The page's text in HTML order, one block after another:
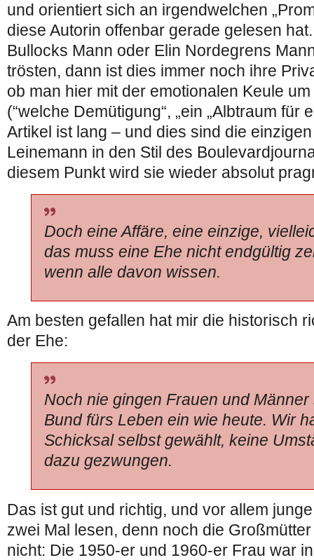
und orientiert sich an irgendwelchen
diese Autorin offenbar gerade gelesen
Bullocks Mann oder Elin Nordegrens
trösten, dann ist dies immer noch ihre
ob man hier mit der emotionalen Keule
(“welche Demütigung“, „ein „Albtraum für
Artikel ist lang – und dies sind die
Leinemann in den Stil des
diesem Punkt wird sie wieder absolut
Doch eine Affäre, eine einzige,
das muss eine Ehe nicht endgültig
wenn alle davon wissen.
Am besten gefallen hat mir die historisch
der Ehe:
Noch nie gingen Frauen und
Bund fürs Leben ein wie heute. Wir
Schicksal selbst gewählt, keine
dazu gezwungen.
Das ist gut und richtig, und vor allem
zwei Mal lesen, denn noch die
nicht: Die 1950-er und 1960-er Frau war